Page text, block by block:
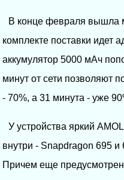
В конце февраля вышла
комплекте поставки идет
аккумулятор 5000 мАч
минут от сети позволяют
- 70%, а 31 минута - уже
У устройства яркий
внутри - Snapdragon 695
Причем еще